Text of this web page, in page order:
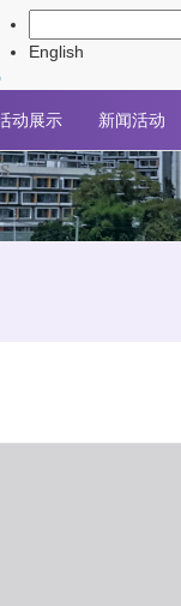
English
动展示 新闻活动